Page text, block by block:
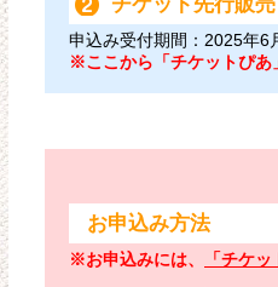
申込み受付期間：2025年6
※ここから「チケットぴあ
お申込み方法
※お申込みには、 「チケ